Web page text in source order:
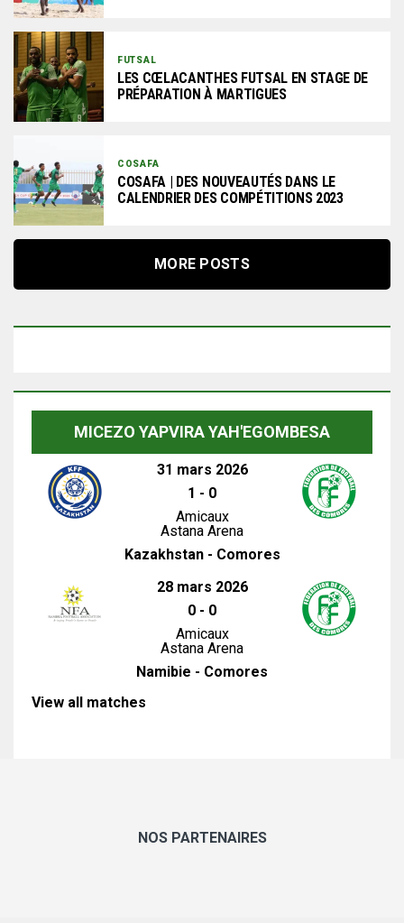
FUTSAL
LES CŒLACANTHES FUTSAL EN STAGE DE
PRÉPARATION À MARTIGUES
COSAFA
COSAFA | DES NOUVEAUTÉS DANS LE
CALENDRIER DES COMPÉTITIONS 2023
MORE POSTS
MICEZO YAPVIRA YAH'EGOMBESA
31 mars 2026
1 - 0
Amicaux
Astana Arena
Kazakhstan - Comores
28 mars 2026
0 - 0
Amicaux
Astana Arena
Namibie - Comores
View all matches
NOS PARTENAIRES